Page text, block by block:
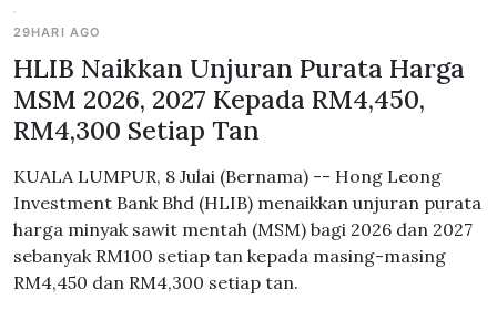
29HARI AGO
HLIB Naikkan Unjuran Purata Harga
MSM 2026, 2027 Kepada RM4,450,
RM4,300 Setiap Tan
KUALA LUMPUR, 8 Julai (Bernama) -- Hong Leong
Investment Bank Bhd (HLIB) menaikkan unjuran purata
harga minyak sawit mentah (MSM) bagi 2026 dan 2027
sebanyak RM100 setiap tan kepada masing-masing
RM4,450 dan RM4,300 setiap tan.